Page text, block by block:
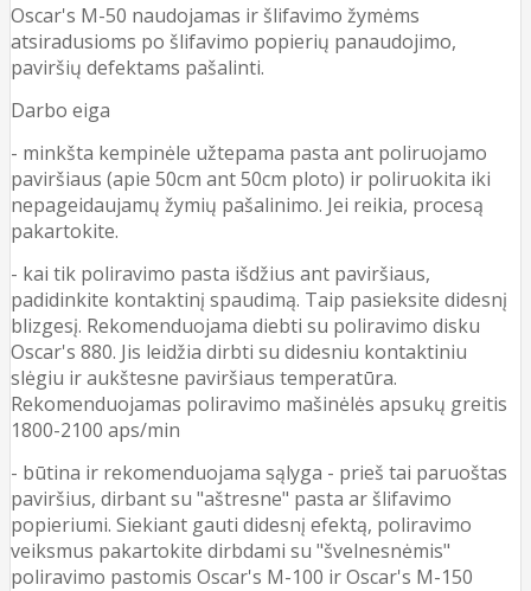
Oscar's M-50 naudojamas ir šlifavimo žymėms
atsiradusioms po šlifavimo popierių panaudojimo,
paviršių defektams pašalinti.
Darbo eiga
- minkšta kempinėle užtepama pasta ant poliruojamo
paviršiaus (apie 50cm ant 50cm ploto) ir poliruokita iki
nepageidaujamų žymių pašalinimo. Jei reikia, procesą
pakartokite.
- kai tik poliravimo pasta išdžius ant paviršiaus,
padidinkite kontaktinį spaudimą. Taip pasieksite didesnį
blizgesį. Rekomenduojama diebti su poliravimo disku
Oscar's 880. Jis leidžia dirbti su didesniu kontaktiniu
slėgiu ir aukštesne paviršiaus temperatūra.
Rekomenduojamas poliravimo mašinėlės apsukų greitis
1800-2100 aps/min
- būtina ir rekomenduojama sąlyga - prieš tai paruoštas
paviršius, dirbant su "aštresne" pasta ar šlifavimo
popieriumi. Siekiant gauti didesnį efektą, poliravimo
veiksmus pakartokite dirbdami su "švelnesnėmis"
poliravimo pastomis Oscar's M-100 ir Oscar's M-150